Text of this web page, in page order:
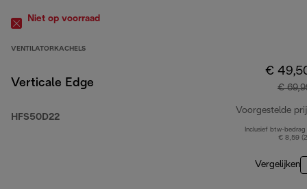
Niet op voorraad
VENTILATORKACHELS
Verticale Edge
HFS50D22
€
€
Voorgestelde
Inclusief btw-bedrag
€ 8,59
Vergelijken